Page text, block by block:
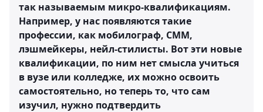
так называемым микро-квалификациям.
Например, у нас появляются такие
профессии, как мобилограф, СММ,
лэшмейкеры, нейл-стилисты. Вот эти новые
квалификации, по ним нет смысла учиться
в вузе или колледже, их можно освоить
самостоятельно, но теперь то, что сам
изучил, нужно подтвердить